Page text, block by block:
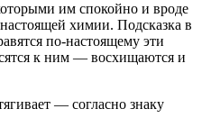
им спокойно и вроде
химии. Подсказка в
по-настоящему эти
к ним — восхищаются и